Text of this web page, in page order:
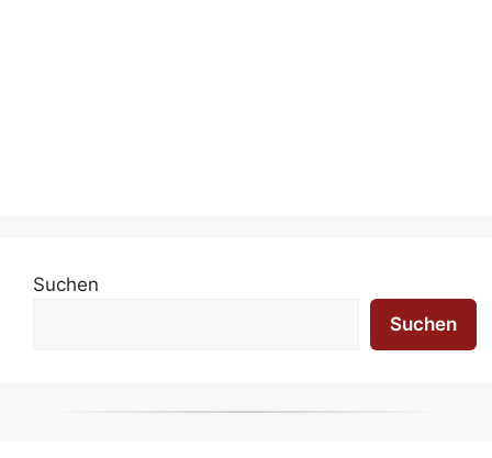
Suchen
Suchen